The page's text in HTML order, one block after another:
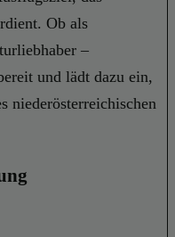
Ob als
–
und lädt dazu ein,
niederösterreichischen